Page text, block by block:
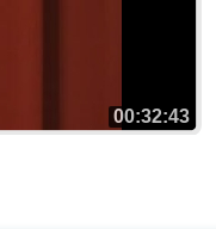
00:32:43